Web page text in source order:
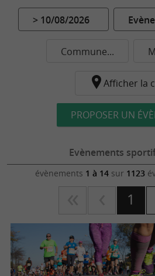
> 10/08/2026
Commune...
Afficher la
PROPOSER UN
Evènements
évènements 1 à 14sur 1123
1